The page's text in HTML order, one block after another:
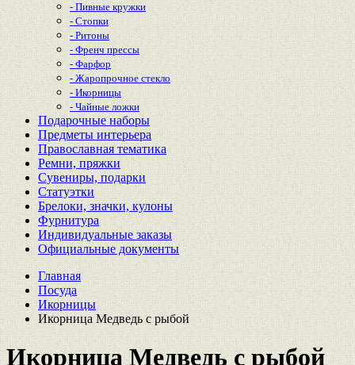
- Пивные кружки
- Стопки
- Ритоны
- Френч прессы
- Фарфор
- Жаропрочное стекло
- Икорницы
- Чайные ложки
Подарочные наборы
Предметы интерьера
Православная тематика
Ремни, пряжки
Сувениры, подарки
Статуэтки
Брелоки, значки, кулоны
Фурнитура
Индивидуальные заказы
Официальные документы
Главная
Посуда
Икорницы
Икорница Медведь с рыбой
Икорница Медведь с рыбой